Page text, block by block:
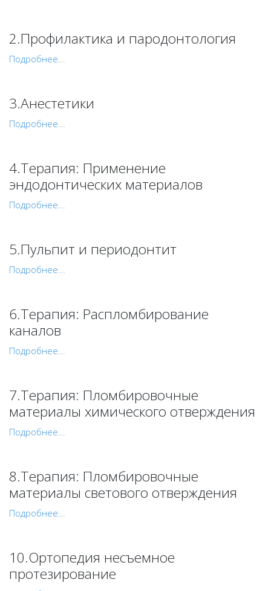
2.Профилактика и пародонтология
Подробнее...
3.Анестетики
Подробнее...
4.Терапия: Применение
эндодонтических материалов
Подробнее...
5.Пульпит и периодонтит
Подробнее...
6.Терапия: Распломбирование
каналов
Подробнее...
7.Терапия: Пломбировочные
материалы химического отверждения
Подробнее...
8.Терапия: Пломбировочные
материалы светового отверждения
Подробнее...
10.Ортопедия несъемное
протезирование